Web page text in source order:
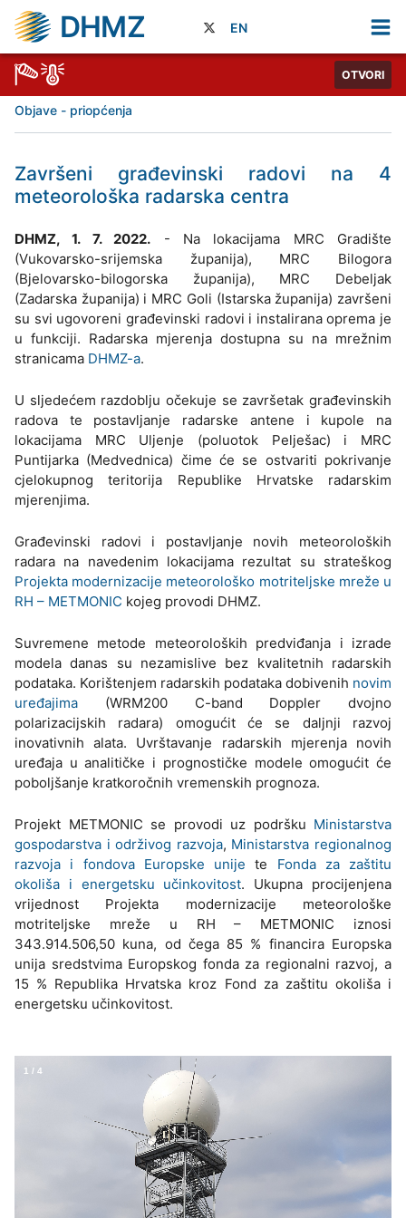
DHMZ EN
OTVORI
Objave - priopćenja
Završeni građevinski radovi na 4
meteorološka radarska centra
DHMZ, 1. 7. 2022. - Na lokacijama MRC Gradište
(Vukovarsko-srijemska županija), MRC Bilogora
(Bjelovarsko-bilogorska županija), MRC Debeljak
(Zadarska županija) i MRC Goli (Istarska županija) završeni
su svi ugovoreni građevinski radovi i instalirana oprema je
u funkciji. Radarska mjerenja dostupna su na mrežnim
stranicama DHMZ-a.
U sljedećem razdoblju očekuje se završetak građevinskih
radova te postavljanje radarske antene i kupole na
lokacijama MRC Uljenje (poluotok Pelješac) i MRC
Puntijarka (Medvednica) čime će se ostvariti pokrivanje
cjelokupnog teritorija Republike Hrvatske radarskim
mjerenjima.
Građevinski radovi i postavljanje novih meteoroloških
radara na navedenim lokacijama rezultat su strateškog
Projekta modernizacije meteorološko motriteljske mreže u
RH – METMONIC kojeg provodi DHMZ.
Suvremene metode meteoroloških predviđanja i izrade
modela danas su nezamislive bez kvalitetnih radarskih
podataka. Korištenjem radarskih podataka dobivenih novim
uređajima (WRM200 C-band Doppler dvojno
polarizacijskih radara) omogućit će se daljnji razvoj
inovativnih alata. Uvrštavanje radarskih mjerenja novih
uređaja u analitičke i prognostičke modele omogućit će
poboljšanje kratkoročnih vremenskih prognoza.
Projekt METMONIC se provodi uz podršku Ministarstva
gospodarstva i održivog razvoja, Ministarstva regionalnog
razvoja i fondova Europske unije te Fonda za zaštitu
okoliša i energetsku učinkovitost. Ukupna procijenjena
vrijednost Projekta modernizacije meteorološke
motriteljske mreže u RH – METMONIC iznosi
343.914.506,50 kuna, od čega 85 % financira Europska
unija sredstvima Europskog fonda za regionalni razvoj, a
15 % Republika Hrvatska kroz Fond za zaštitu okoliša i
energetsku učinkovitost.
1 / 4